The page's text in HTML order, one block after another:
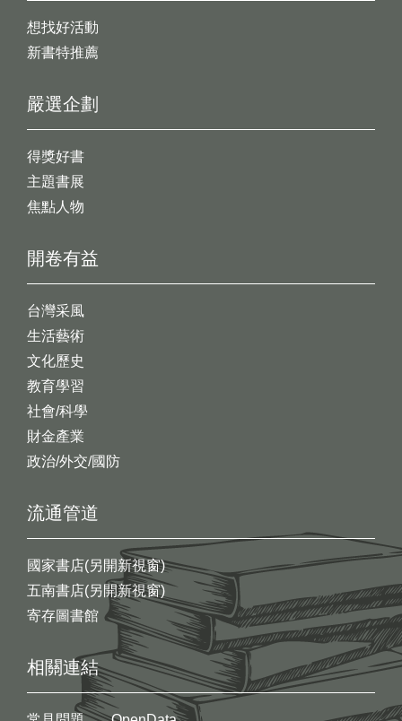
想找好活動
新書特推薦
開卷有益
台灣采風
生活藝術
文化歷史
教育學習
社會/科學
財金產業
政治/外交/國防
嚴選企劃
得獎好書
主題書展
焦點人物
流通管道
國家書店(另開新視窗)
五南書店(另開新視窗)
寄存圖書館
相關連結